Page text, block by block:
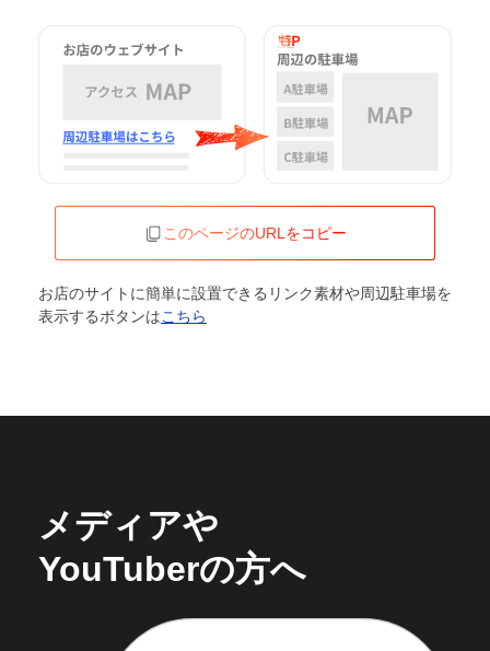
このページのURLをコピー
お店のサイトに簡単に設置できるリンク素材や周辺駐車場を
表示するボタンはこちら
メディアや
YouTuberの方へ